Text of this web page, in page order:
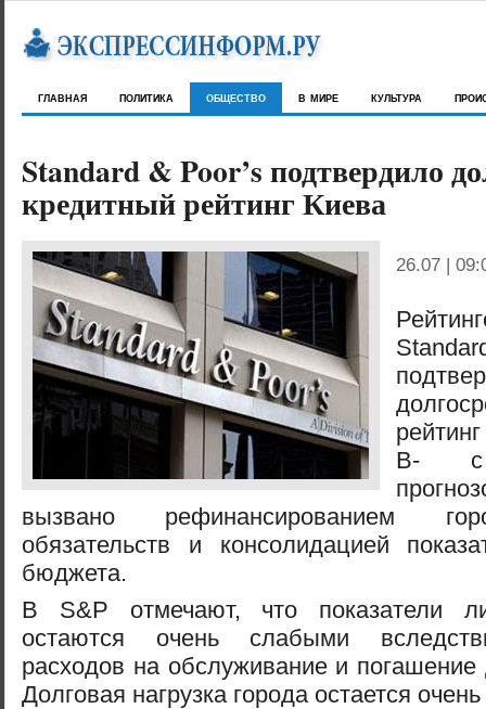
главная политика общество в мире культура
Standard & Poor’s подтвердило
кредитный рейтинг Киева
26.07 |
В- с
вызвано рефинансированием
обязательств и консолидацией
бюджета.
В S&P отмечают, что показатели
остаются очень слабыми
расходов на обслуживание и погашение
Долговая нагрузка города остается